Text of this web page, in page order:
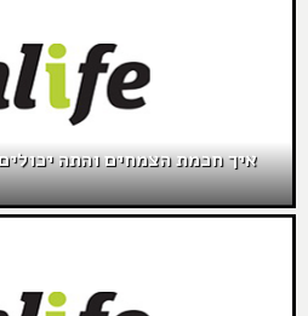
איך חכמת הצמחים והתה